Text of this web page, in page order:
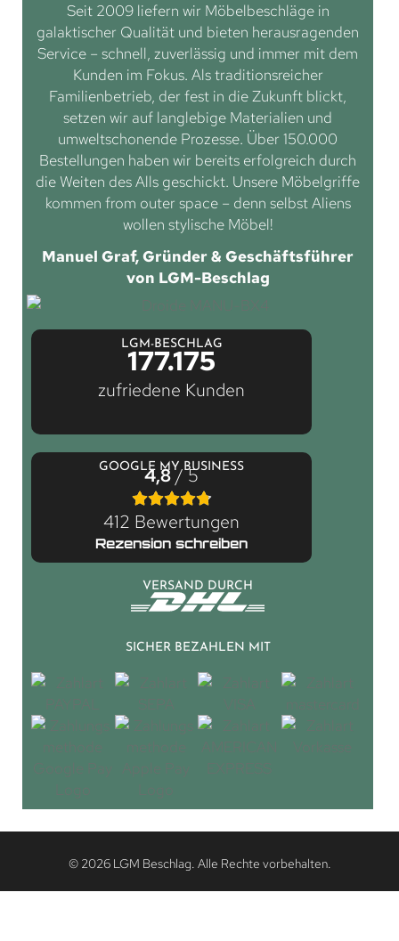
Seit 2009 liefern wir Möbelbeschläge in
galaktischer Qualität und bieten herausragenden
Service – schnell, zuverlässig und immer mit dem
Kunden im Fokus. Als traditionsreicher
Familienbetrieb, der fest in die Zukunft blickt,
setzen wir auf langlebige Materialien und
umweltschonende Prozesse. Über 150.000
Bestellungen haben wir bereits erfolgreich durch
die Weiten des Alls geschickt. Unsere Möbelgriffe
kommen from outer space – denn selbst Aliens
wollen stylische Möbel!
Manuel Graf, Gründer & Geschäftsführer
von LGM-Beschlag
LGM-BESCHLAG
177.175
zufriedene Kunden
GOOGLE MY BUSINESS
4,8/ 5
412 Bewertungen
Rezension schreiben
VERSAND DURCH
SICHER BEZAHLEN MIT
© 2026 LGM Beschlag. Alle Rechte vorbehalten.